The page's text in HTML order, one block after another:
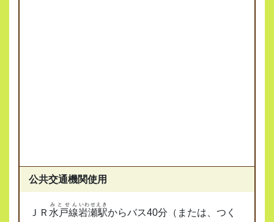
公共交通機関使用
ＪＲ 水戸線
みとせん
岩瀬駅
いわせえき
からバス40分（または、つく